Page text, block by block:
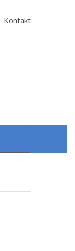
Kontakt